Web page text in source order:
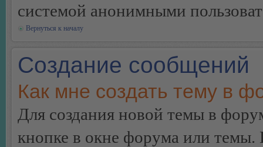
системой анонимными
Вернуться к началу
Создание сообщений
Как мне создать тему в
Для создания новой темы в
кнопке в окне форума или